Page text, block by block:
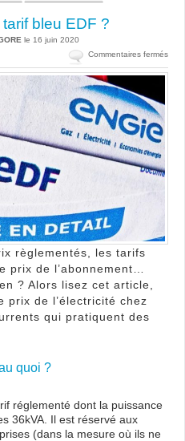
bleu EDF ?
le 16 juin 2020
Commentaires ferméssur
règlementés, les tarifs
prix de l’abonnement…
? Alors lisez cet article,
prix de l’électricité chez
qui pratiquent des
quoi ?
réglementé dont la puissance
36kVA. Il est réservé aux
(dans la mesure où ils ne